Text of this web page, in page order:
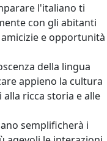
l'italiano ti
con gli abitanti
e opportunità
della lingua
appieno la cultura
ricca storia e alle
semplificherà i